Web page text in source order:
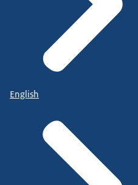
English